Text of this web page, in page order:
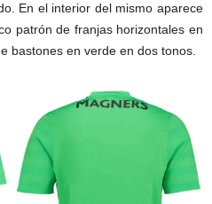
En el interior del mismo aparece
patrón de franjas horizontales en
bastones en verde en dos tonos.